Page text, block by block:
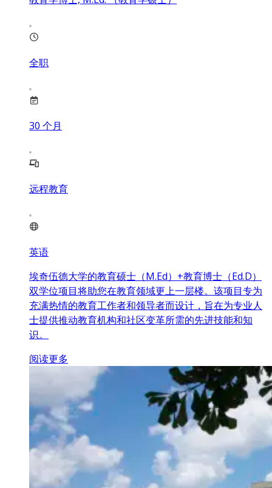
全职
30 个月
远程教育
英语
埃奇伍德大学的教育硕士（M.Ed）+教育博士（Ed.D）
双学位项目将助您在教育领域更上一层楼。该项目专为
充满热情的教育工作者和领导者而设计，旨在为专业人
士提供推动教育机构和社区变革所需的先进技能和知
识。
阅读更多